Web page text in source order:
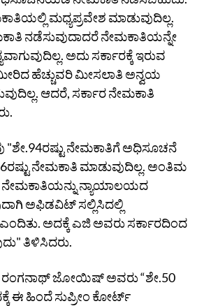
ಮಧ್ಯಪ್ರವೇಶ ಮಾಡುವುದಿಲ್ಲ.
ನಡೆಸುವುದಾದರೆ ನೇಮಕಾತಿಯನ್ನೇ
ಅದು ಸರ್ಕಾರಕ್ಕೆ ಇರುವ
ಹೆಚ್ಚುವರಿ ಮೀಸಲಾತಿ ಅನ್ವಯ
ಆದರೆ, ಸರ್ಕಾರ ನೇಮಕಾತಿ
"ಶೇ.94ರಷ್ಟು ನೇಮಕಾತಿಗೆ ಅಧಿಸೂಚನೆ
ನೇಮಕಾತಿ ಮಾಡುವುದಿಲ್ಲ. ಅಂತಿಮ
ನೇಮಕಾತಿಯನ್ನು ನ್ಯಾಯಾಲಯದ
ಅಫಿಡವಿಟ್‌ ಸಲ್ಲಿಸಿದಲ್ಲಿ
ಅದಕ್ಕೆ ಎಜಿ ಅವರು ಸರ್ಕಾರದಿಂದ
ತಿಳಿಸಿದರು.
ರಂಗನಾಥ್‌ ಜೋಯಿಷ್‌ ಅವರು “ಶೇ.50
ಈ ಹಿಂದೆ ಸುಪ್ರೀಂ ಕೋರ್ಟ್‌